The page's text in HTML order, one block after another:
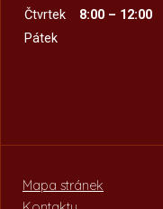
Čtvrtek
8:00 – 12:00
Pátek
Mapa stránek